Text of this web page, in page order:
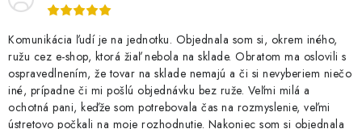
Komunikácia ľudí je na jednotku. Objednala som si, okrem iného,
ružu cez e-shop, ktorá žiaľ nebola na sklade. Obratom ma oslovili s
ospravedlnením, že tovar na sklade nemajú a či si nevyberiem niečo
iné, prípadne či mi pošlú objednávku bez ruže. Veľmi milá a
ochotná pani, keďže som potrebovala čas na rozmyslenie, veľmi
ústretovo počkali na moje rozhodnutie. Nakoniec som si objednala